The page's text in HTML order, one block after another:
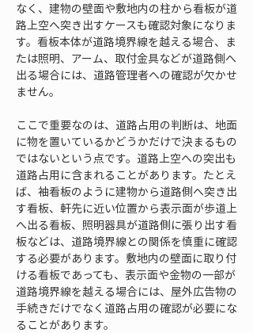
なく、建物の壁面や敷地内の柱から看板が道
路上空へ突き出すケースも確認対象になりま
す。看板本体が道路境界線を越える場合、ま
たは照明、アーム、取付金具などが道路側へ
出る場合には、道路管理者への確認が欠かせ
ません。
ここで重要なのは、道路占用の判断は、地面
に物を置いているかどうかだけで決まるもの
ではないという点です。道路上空への突出も
道路占用に含まれることがあります。たとえ
ば、袖看板のように建物から道路側へ突き出
す看板、軒先に近い位置から表示面が歩道上
へ出る看板、照明器具が道路側に張り出す看
板などは、道路境界線との関係を慎重に確認
する必要があります。敷地内の壁面に取り付
ける看板であっても、表示面や金物の一部が
道路境界線を越える場合には、屋外広告物の
手続きだけでなく道路占用の確認が必要にな
ることがあります。